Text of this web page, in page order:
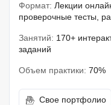
Формат: Лекции
проверочные тесты,
Занятий: 170+
заданий
Объем практики: 70%
Свое портфолио